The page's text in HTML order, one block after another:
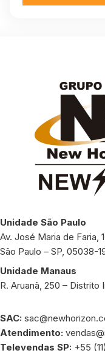
Unidade São Paulo
Av. José Maria de Faria,
São Paulo – SP, 05038-
Unidade Manaus
R. Aruanã, 250 –
SAC:
Atendimento:
Televendas SP: +55